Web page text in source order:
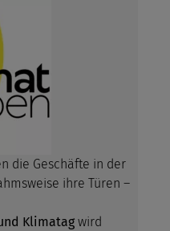
die Geschäfte in der
ihre Türen –
Klimatag wird